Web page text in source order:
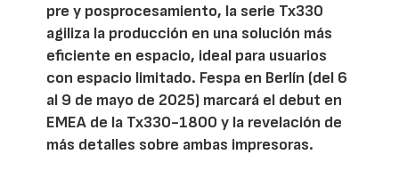
pre y posprocesamiento, la serie Tx330
agiliza la producción en una solución más
eficiente en espacio, ideal para usuarios
con espacio limitado. Fespa en Berlín (del 6
al 9 de mayo de 2025) marcará el debut en
EMEA de la Tx330-1800 y la revelación de
más detalles sobre ambas impresoras.